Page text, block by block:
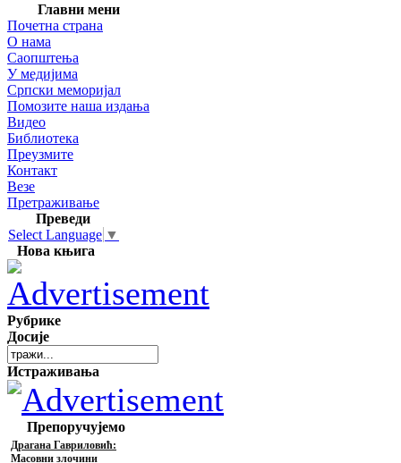
Главни мени
Почетна страна
О нама
Саопштења
У медијима
Српски меморијал
Помозите наша издања
Видео
Библиотека
Преузмите
Контакт
Везе
Претраживање
Преведи
Select Language ▼
Нова књига
Рубрике
Досије
Истраживања
Препоручујемо
Драгана Гавриловић:
Масовни злочини